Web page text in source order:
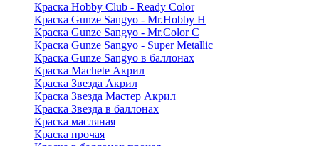
Краска Hobby Club - Ready Color
Краска Gunze Sangyo - Mr.Hobby H
Краска Gunze Sangyo - Mr.Color C
Краска Gunze Sangyo - Super Metallic
Краска Gunze Sangyo в баллонах
Краска Machete Акрил
Краска Звезда Акрил
Краска Звезда Мастер Акрил
Краска Звезда в баллонах
Краска масляная
Краска прочая